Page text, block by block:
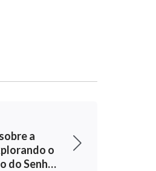
como quem
aos bons e
a
o
do Senhor